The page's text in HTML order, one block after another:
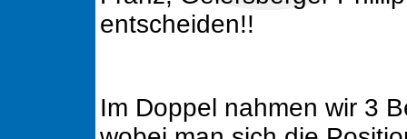
entscheiden!!
Im Doppel nahmen wir 3